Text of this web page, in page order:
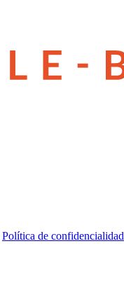
Política de confidencialidad